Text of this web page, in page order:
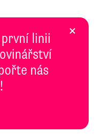
linii
nás
×